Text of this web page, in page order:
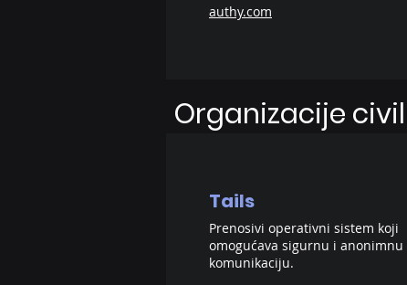
authy.com
Organizacije
Tails
Prenosivi operativni sistem koji
omogućava sigurnu i anonimnu
komunikaciju.